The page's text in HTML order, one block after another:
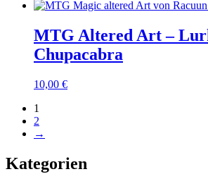
MTG Altered Art –
Chupacabra
10,00 €
1
2
→
Kategorien